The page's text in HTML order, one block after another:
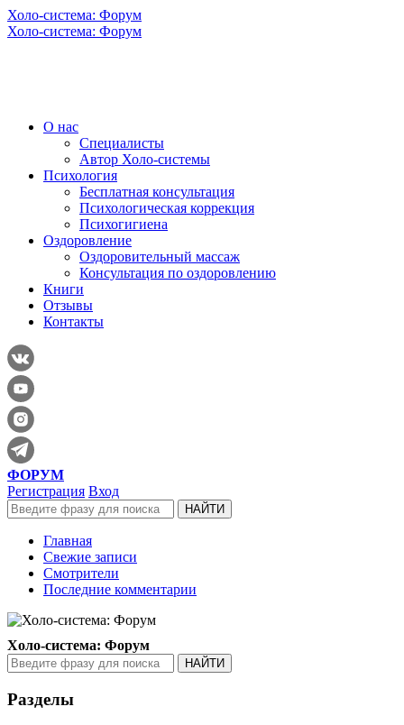
Холо-система: Форум
Холо-система: Форум
О нас
Специалисты
Автор Холо-системы
Психология
Бесплатная консультация
Психологическая коррекция
Психогигиена
Оздоровление
Оздоровительный массаж
Консультация по оздоровлению
Книги
Отзывы
Контакты
ФОРУМ
Регистрация Вход
Главная
Свежие записи
Смотрители
Последние комментарии
Холо-система: Форум
Разделы